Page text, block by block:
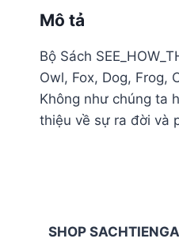
Mô tả
Bộ Sách
Owl, Fox, Dog, Frog,
Không như chúng ta
thiệu về sự ra đời và
SHOP